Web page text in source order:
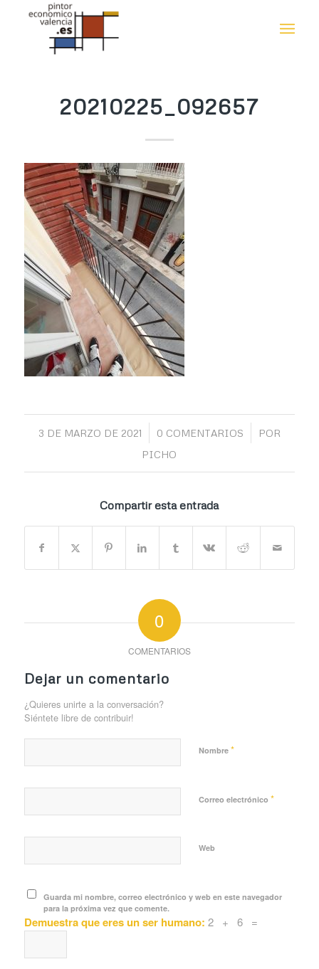
20210225_092657
3 DE MARZO DE 2021
/ 0 COMENTARIOS
/
POR
PICHO
Compartir esta entrada
0
COMENTARIOS
Dejar un comentario
¿Quieres unirte a la conversación?
Siéntete libre de contribuir!
Nombre *
Correo electrónico *
Web
Guarda mi nombre, correo electrónico y web en este navegador
para la próxima vez que comente.
Demuestra que eres un ser humano: 2 + 6 =